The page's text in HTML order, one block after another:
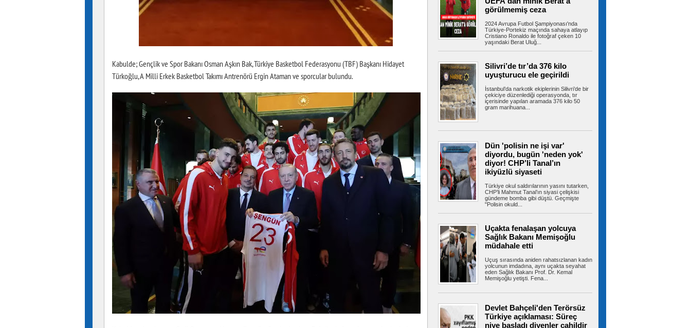
Kabulde; Gençlik ve Spor Bakanı Osman Aşkın Bak, Türkiye Basketbol Federasyonu (TBF) Başkanı Hidayet
Türkoğlu, A Milli Erkek Basketbol Takımı Antrenörü Ergin Ataman ve sporcular bulundu.
Bahçelievler Belediyesince çocukları sağlıklı
yaşama teşvik etmek amacıyla...
Bağcılar’da iş yerine uyuşturucu
geçirildi
İstanbul Bağcılar’da uyuşturucu madde ticareti
yapıldığı belirlenen bir iş...
yaptı: Öğrenci pilot yaralı
Çatalca Hazarfen Havalimanı'nda eğitim uçuşu
3 Bakanlık düğmeye bastı!
Okullarda yeni dönem: 81 ilde 30 bin yeni
güvenlik görevlisi istihdam edilecek
Yeni eğitim yılında okul güvenliğinin
sağlanması için İçişleri Bakanlığı, Milli...
Üsküdar'da şaibeli başkan vekili
seçimi: Mahkeme iptal kararı verebilir
Sinem Dedetaş'ın yerine geçecek başkan
vekilinin seçimi sırasında AK Partili...
MGK toplantısı sonrası 8
maddelik açıklama
MGK toplantısı sonrası yapılan 8 maddelik yazılı
açıklamada Terörsüz Türkiye...
görülmemiş ceza
2024 Avrupa Futbol Şampiyonası'nda
Türkiye-Portekiz maçında sahaya atlayıp
Cristiano Ronaldo ile fotoğraf çeken 10
yaşındaki Berat Uluğ...
Silivri’de tır’da 376 kilo
uyuşturucu ele geçirildi
İstanbul’da narkotik ekiplerinin Silivri’de bir
çekiciye düzenlediği operasyonda, tır
içerisinde yapılan aramada 376 kilo 50
gram marihuana...
Dün 'polisin ne işi var'
diyordu, bugün 'neden yok'
diyor! CHP’li Tanal’ın
ikiyüzlü siyaseti
Türkiye okul saldırılarının yasını tutarken,
CHP’li Mahmut Tanal’ın siyasi çelişkisi
gündeme bomba gibi düştü. Geçmişte
"Polisin okuld...
Uçakta fenalaşan yolcuya
Sağlık Bakanı Memişoğlu
müdahale etti
Uçuş sırasında aniden rahatsızlanan kadın
yolcunun imdadına, aynı uçakta seyahat
eden Sağlık Bakanı Prof. Dr. Kemal
Memişoğlu yetişti. Fena...
Devlet Bahçeli'den Terörsüz
Türkiye açıklaması: Süreç
niye başladı diyenler cahildir